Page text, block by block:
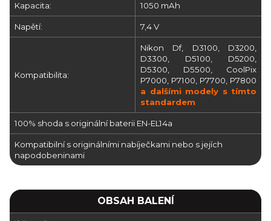
Kapacita: 1050 mAh
Napětí: 7,4 V
Kompatibilita:
Nikon Df, D3100, D3200,
D3300, D5100, D5200,
D5300, D5500, CoolPix
P7000, P7100, P7700, P7800
a dalšími modely s tímto
standardem
100% shoda s originální baterii EN-EL14a
Kompatibilní s originálními nabíječkami nebo s jejích
napodobeninami
OBSAH BALENÍ